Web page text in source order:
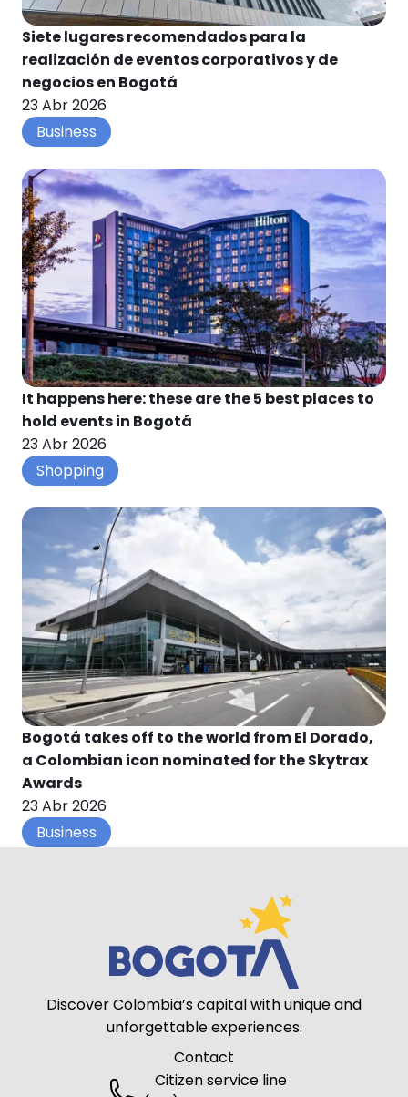
Siete lugares recomendados para la
realización de eventos corporativos y de
negocios en Bogotá
23 Abr 2026
Business
It happens here: these are the 5 best places to
hold events in Bogotá
23 Abr 2026
Shopping
Bogotá takes off to the world from El Dorado,
a Colombian icon nominated for the Skytrax
Awards
23 Abr 2026
Business
Discover Colombia’s capital with unique and
unforgettable experiences.
Contact
Citizen service line